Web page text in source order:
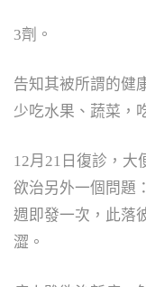
3劑。
告知其被所謂的健
少吃水果、蔬菜，
12月21日復診，大
欲治另外一個問題
週即發一次，此落
澀。